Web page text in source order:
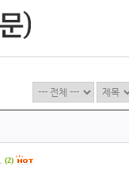
(2)